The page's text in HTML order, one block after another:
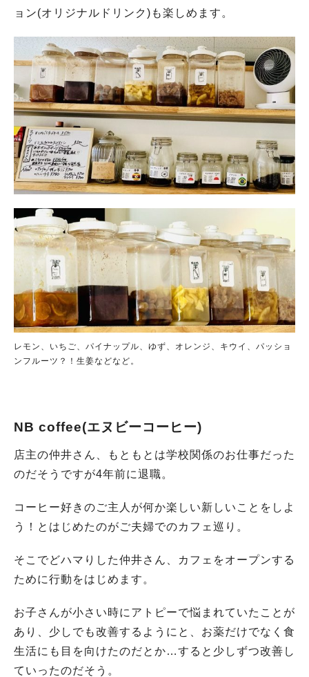
ョン(オリジナルドリンク)も楽しめます。
レモン、いちご、パイナップル、ゆず、オレンジ、キウイ、パッショ
ンフルーツ？！生姜などなど。
NB coffee(エヌビーコーヒー)
店主の仲井さん、もともとは学校関係のお仕事だった
のだそうですが4年前に退職。
コーヒー好きのご主人が何か楽しい新しいことをしよ
う！とはじめたのがご夫婦でのカフェ巡り。
そこでどハマりした仲井さん、カフェをオープンする
ために行動をはじめます。
お子さんが小さい時にアトピーで悩まれていたことが
あり、少しでも改善するようにと、お薬だけでなく食
生活にも目を向けたのだとか…すると少しずつ改善し
ていったのだそう。